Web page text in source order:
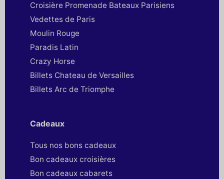
Croisière Promenade Bateaux Parisiens
Vedettes de Paris
Moulin Rouge
Paradis Latin
Crazy Horse
Billets Chateau de Versailles
Billets Arc de Triomphe
Cadeaux
Tous nos bons cadeaux
Bon cadeaux croisières
Bon cadeaux cabarets